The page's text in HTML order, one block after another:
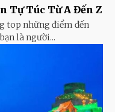
Tự Túc Từ A Đến Z
top những điểm đến
là người...